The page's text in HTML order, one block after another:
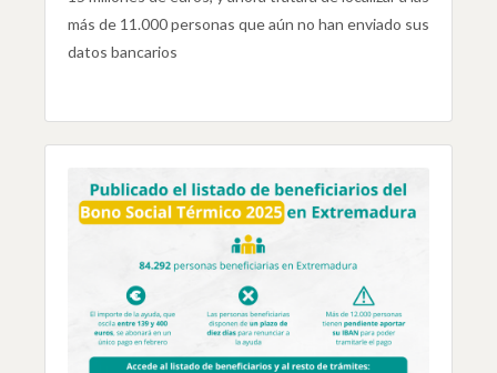
más de 11.000 personas que aún no han enviado sus
datos bancarios